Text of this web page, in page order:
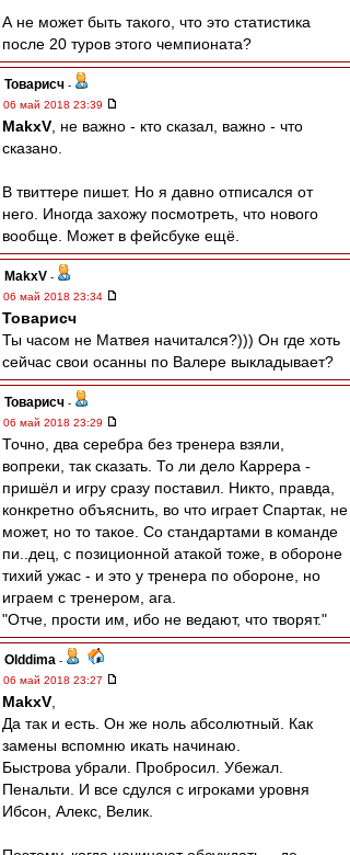
А не может быть такого, что это статистика
после 20 туров этого чемпионата?
Товарисч -
06 май 2018 23:39
MakxV , не важно - кто сказал, важно - что
сказано.
В твиттере пишет. Но я давно отписался от
него. Иногда захожу посмотреть, что нового
вообще. Может в фейсбуке ещё.
MakxV -
06 май 2018 23:34
Товарисч
Ты часом не Матвея начитался?))) Он где хоть
сейчас свои осанны по Валере выкладывает?
Товарисч -
06 май 2018 23:29
Точно, два серебра без тренера взяли,
вопреки, так сказать. То ли дело Каррера -
пришёл и игру сразу поставил. Никто, правда,
конкретно объяснить, во что играет Спартак, не
может, но то такое. Со стандартами в команде
пи..дец, с позиционной атакой тоже, в обороне
тихий ужас - и это у тренера по обороне, но
играем с тренером, ага.
"Отче, прости им, ибо не ведают, что творят."
Olddima -
06 май 2018 23:27
MakxV
Да так и есть. Он же ноль абсолютный. Как
замены вспомню икать начинаю.
Быстрова убрали. Пробросил. Убежал.
Пенальти. И все сдулся с игроками уровня
Ибсон, Алекс, Велик.